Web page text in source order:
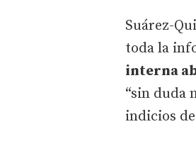
Suárez-
toda la
interna
“sin duda
indicios